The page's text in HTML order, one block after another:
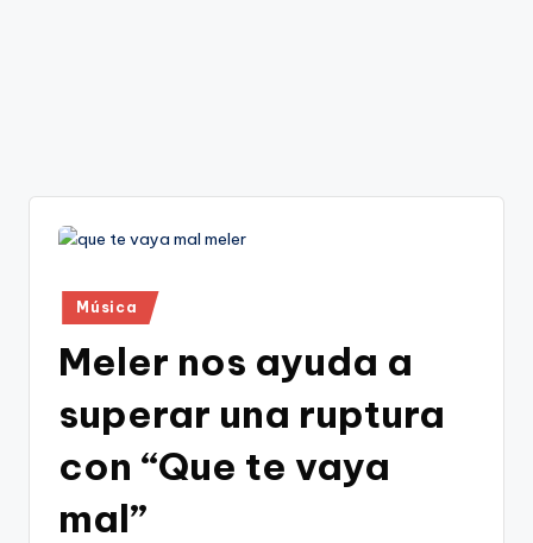
Publicado
en
Música
Meler nos ayuda a
superar una ruptura
con “Que te vaya
mal”